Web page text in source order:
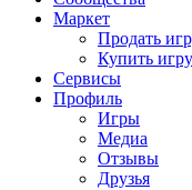
Маркет
Продать
Купить игру
Сервисы
Профиль
Игры
Медиа
Отзывы
Друзья